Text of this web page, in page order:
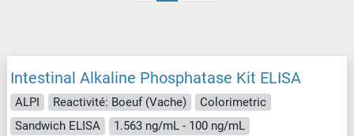
Intestinal Alkaline Phosphatase Kit ELISA
ALPI Reactivité: Boeuf (Vache)
Colorimetric
Sandwich ELISA
1.563 ng/mL - 100 ng/mL